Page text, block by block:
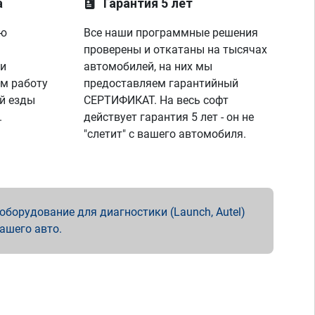
работу
езды
Гарантия 5 лет
Все наши программные решения
проверены и откатаны на тысячах
автомобилей, на них мы
предоставляем гарантийный
СЕРТИФИКАТ. На весь софт
действует гарантия 5 лет - он не
"слетит" с вашего автомобиля.
для диагностики (Launch, Autel)
авто.